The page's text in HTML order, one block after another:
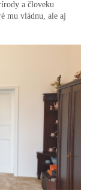
a človeku
mu vládnu, ale aj